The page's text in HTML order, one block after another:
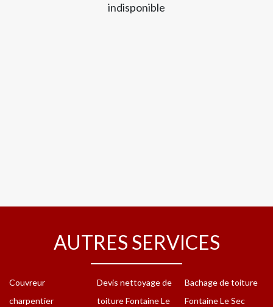
indisponible
AUTRES SERVICES
Couvreur
charpentier
Devis nettoyage de
toiture Fontaine Le
Bachage de toiture
Fontaine Le Sec